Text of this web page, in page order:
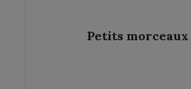
Petits morceaux